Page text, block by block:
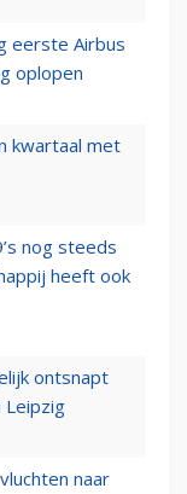
eerste Airbus
oplopen
kwartaal met
nog steeds
heeft ook
ontsnapt
Leipzig
naar